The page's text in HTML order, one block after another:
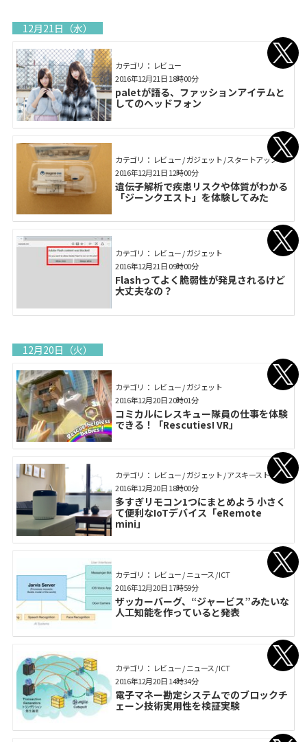
12月21日（水）
カテゴリ： レビュー
paletが語る、ファッションアイテムと
してのヘッドフォン
2016年12月21日 18時00分
カテゴリ： レビュー / ガジェット / スタートアップ
遺伝子解析で疾患リスクや体質がわかる
「ジーンクエスト」を体験してみた
2016年12月21日 12時00分
カテゴリ： レビュー / ガジェット
Flashってよく脆弱性が発見されるけど
大丈夫なの？
2016年12月21日 09時00分
12月20日（火）
カテゴリ： レビュー / ガジェット
コミカルにレスキュー隊員の仕事を体験
できる！「Rescuties! VR」
2016年12月20日 20時01分
カテゴリ： レビュー / ガジェット / アスキーストア
多すぎリモコン1つにまとめよう 小さく
て便利なIoTデバイス「eRemote
mini」
2016年12月20日 18時00分
カテゴリ： レビュー / ニュース / ICT
ザッカーバーグ、“ジャービス”みたいな
人工知能を作っていると発表
2016年12月20日 17時59分
カテゴリ： レビュー / ニュース / ICT
電子マネー勘定システムでのブロックチ
ェーン技術実用性を検証実験
2016年12月20日 14時34分